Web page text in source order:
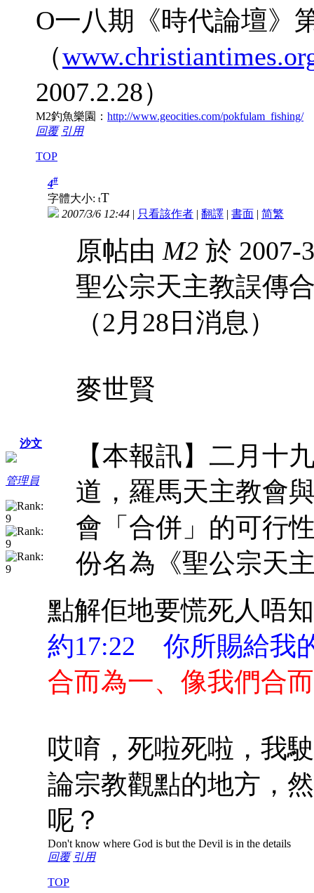
O一八期《時代論壇》
（
2007.2.28）
M2釣魚樂園： http://www.geocities.com/pokfulam_fishing/
回覆 引用
TOP
沙文
管理員
4#
字體大小: tT
2007/3/6 12:44 | 只看該作者 | 翻譯 | 書面 | 简繁
原帖由 M2 於 2007-
聖公宗天主教誤傳
（2月28日消息）
麥世賢
【本報訊】二月十
道，羅馬天主教會
會「合併」的可行
份名為《聖公宗天
點解佢地要慌死人唔
約17:22 你所賜給我
合而為一、像我們合
哎唷，死啦死啦，我
論宗教觀點的地方，
呢？
Don't know where God is but the Devil is in the details
回覆 引用
TOP